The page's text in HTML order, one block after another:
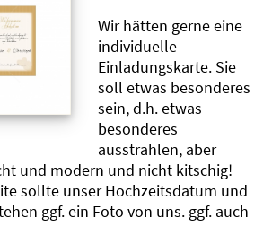
Wir hätten gerne eine
individuelle
Einladungskarte. Sie
soll etwas besonderes
sein, d.h. etwas
besonderes
ausstrahlen, aber
und modern und nicht kitschig!
sollte unser Hochzeitsdatum und
ggf. ein Foto von uns. ggf. auch